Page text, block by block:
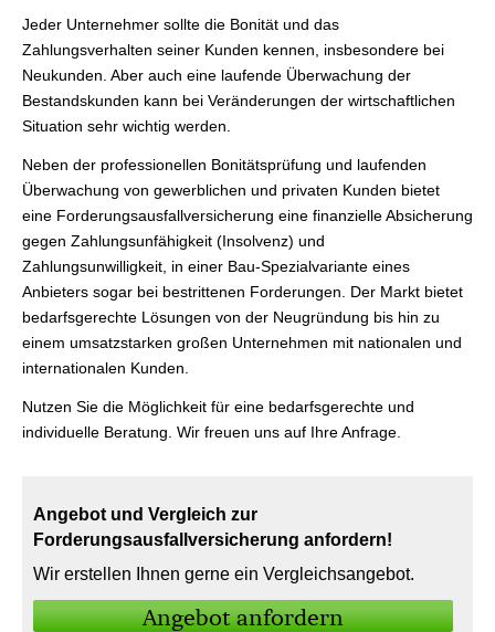
Jeder Unternehmer sollte die Bonität und das
Zahlungsverhalten seiner Kunden kennen, insbesondere bei
Neukunden. Aber auch eine laufende Überwachung der
Bestandskunden kann bei Veränderungen der wirtschaftlichen
Situation sehr wichtig werden.
Neben der professionellen Bonitätsprüfung und laufenden
Überwachung von gewerblichen und privaten Kunden bietet
eine Forderungsausfallversicherung eine finanzielle Absicherung
gegen Zahlungsunfähigkeit (Insolvenz) und
Zahlungsunwilligkeit, in einer Bau-Spezialvariante eines
Anbieters sogar bei bestrittenen Forderungen. Der Markt bietet
bedarfsgerechte Lösungen von der Neugründung bis hin zu
einem umsatzstarken großen Unternehmen mit nationalen und
internationalen Kunden.
Nutzen Sie die Möglichkeit für eine bedarfsgerechte und
individuelle Beratung. Wir freuen uns auf Ihre Anfrage.
Angebot und Vergleich zur
Forderungsausfallversicherung anfordern!
Wir erstellen Ihnen gerne ein Vergleichsangebot.
An­ge­bot an­for­dern